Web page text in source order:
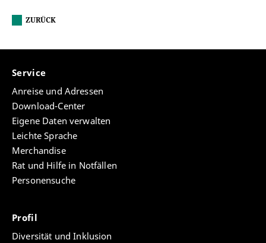
ZURÜCK
Service
Anreise und Adressen
Download-Center
Eigene Daten verwalten
Leichte Sprache
Merchandise
Rat und Hilfe in Notfällen
Personensuche
Profil
Diversität und Inklusion